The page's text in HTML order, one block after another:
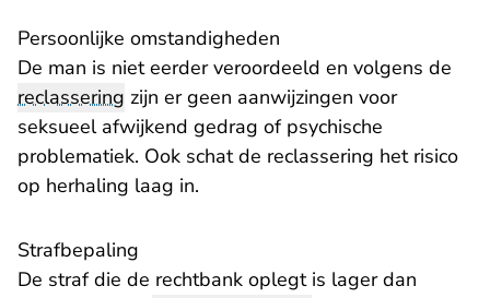
Persoonlijke omstandigheden
De man is niet eerder veroordeeld en volgens de
reclassering zijn er geen aanwijzingen voor
seksueel afwijkend gedrag of psychische
problematiek. Ook schat de reclassering het risico
op herhaling laag in.
​Strafbepaling
De straf die de rechtbank oplegt is lager dan